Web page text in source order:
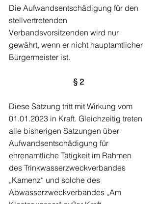
Die Aufwandsentschädigung für den
stellvertretenden
Verbandsvorsitzenden wird nur
gewährt, wenn er nicht hauptamtlicher
Bürgermeister ist.
§ 2
Diese Satzung tritt mit Wirkung vom
01.01.2023 in Kraft. Gleichzeitig treten
alle bisherigen Satzungen über
Aufwandsentschädigung für
ehrenamtliche Tätigkeit im Rahmen
des Trinkwasserzweckverbandes
„Kamenz“ und solche des
Abwasserzweckverbandes „Am